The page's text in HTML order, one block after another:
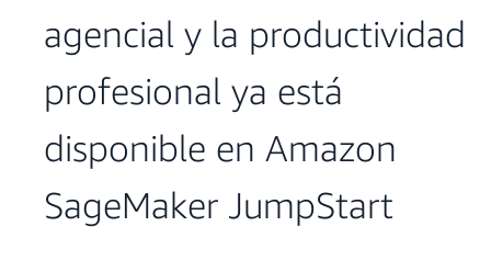
agencial y la productividad
profesional ya está
disponible en Amazon
SageMaker JumpStart